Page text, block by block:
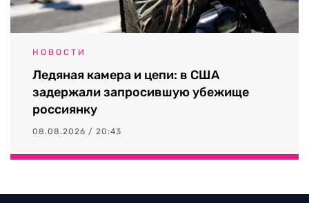
НОВОСТИ
Ледяная камера и цепи: в США
задержали запросившую убежище
россиянку
08.08.2026 / 20:43